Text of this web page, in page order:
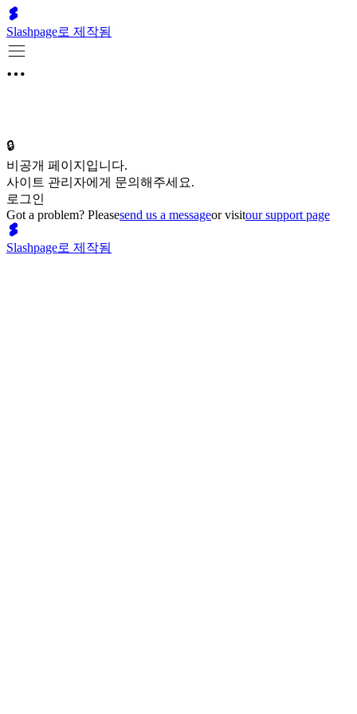
Slashpage로 제작됨
🔒
비공개 페이지입니다.
사이트 관리자에게 문의해주세요.
로그인
Got a problem? Pleasesend us a messageor visitour support page
Slashpage로 제작됨